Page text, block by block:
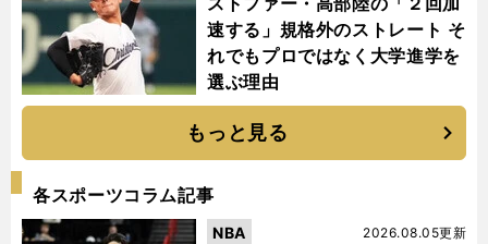
速する」規格外のストレート そ
れでもプロではなく大学進学を
選ぶ理由
もっと見る
各スポーツコラム記事
2026.08.05更新
NBA